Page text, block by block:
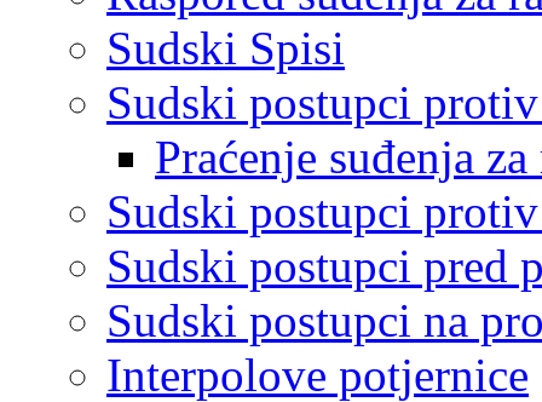
Sudski Spisi
Sudski postupci
Praćenje suđenja
Sudski postupci
Sudski postupci pred
Sudski postupci na
Interpolove potjernice